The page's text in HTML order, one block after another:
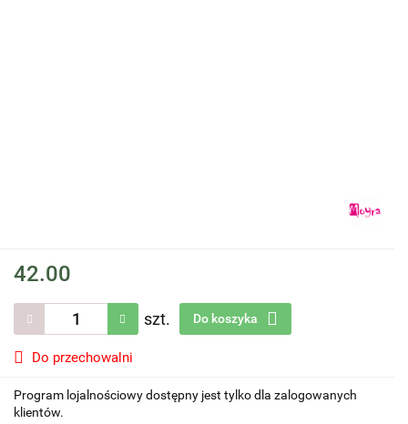
42.00
szt. Do koszyka
Do przechowalni
Program lojalnościowy dostępny jest tylko dla zalogowanych
klientów.